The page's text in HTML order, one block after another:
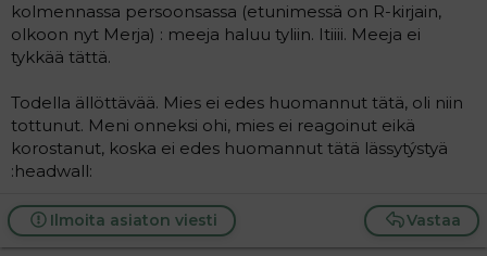
kolmennassa persoonsassa (etunimessä on R-kirjain,
olkoon nyt Merja) : meeja haluu tyliin. Itiiii. Meeja ei
tykkää tättä.
Todella ällöttävää. Mies ei edes huomannut tätä, oli niin
tottunut. Meni onneksi ohi, mies ei reagoinut eikä
korostanut, koska ei edes huomannut tätä lässytýstyä
:headwall:
Vastaa
Ilmoita asiaton viesti